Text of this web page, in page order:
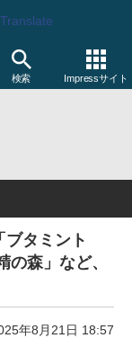
Translate
検索 Impressサイト
ブタミント
森」など、
年8月21日 18:57